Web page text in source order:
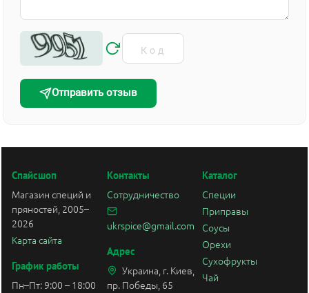
Отправить отзыв
Спайсшоп
Магазин специй и
пряностей, 2005–
2026
Карта сайта
График работы
Пн–Пт: 9:00 – 18:00
Контакты
Сотрудничество
ukrspice@gmail.com
Адрес
Украина, г. Киев,
пр. Победы, 65
Каталог
Специи
Приправы
Соусы
Орехи
Сухофрукты
Чай